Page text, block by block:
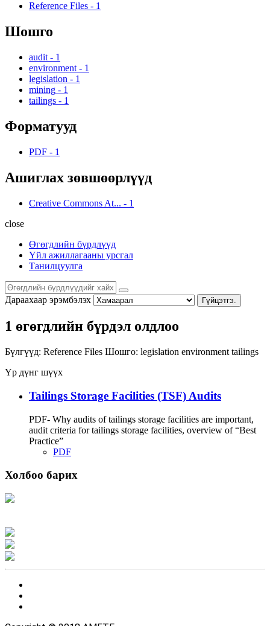
Reference Files - 1
Шошго
audit - 1
environment - 1
legislation - 1
mining - 1
tailings - 1
Форматууд
PDF - 1
Ашиглах зөвшөөрлүүд
Creative Commons At... - 1
close
Өгөгдлийн бүрдлүүд
Үйл ажиллагааны урсгал
Танилцуулга
Дараахаар эрэмбэлэх Гүйцэтгэ.
1 өгөгдлийн бүрдэл олдлоо
Бүлгүүд: Reference Files Шошго: legislation environment tailings
Үр дүнг шүүх
Tailings Storage Facilities (TSF) Audits
PDF- Why audits of tailings storage facilities are important,
audit criteria for tailings storage facilities, overview of “Best
Practice”
PDF
Холбоо барих